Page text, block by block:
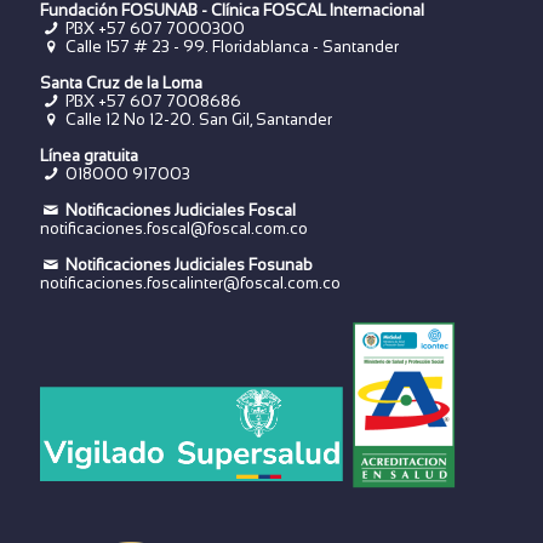
Fundación FOSUNAB - Clínica FOSCAL Internacional
PBX +57 607 7000300
Calle 157 # 23 - 99. Floridablanca - Santander
Santa Cruz de la Loma
PBX +57 607 7008686
Calle 12 No 12-20. San Gil, Santander
Línea gratuita
018000 917003
Notificaciones Judiciales Foscal
notificaciones.foscal@foscal.com.co
Notificaciones Judiciales Fosunab
notificaciones.foscalinter@foscal.com.co